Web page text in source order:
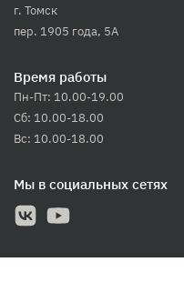
г. Томск
пер. 1905 года, 5А
Время работы
Пн-Пт: 10.00-19.00
Сб: 10.00-18.00
Вс: 10.00-18.00
Мы в социальных сетях